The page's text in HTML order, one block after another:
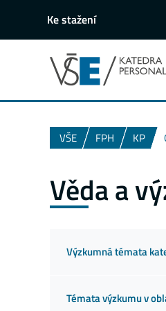
Ke stažení
VŠE FPH KP
Věda a
Výzkumná témata
Témata výzkumu v